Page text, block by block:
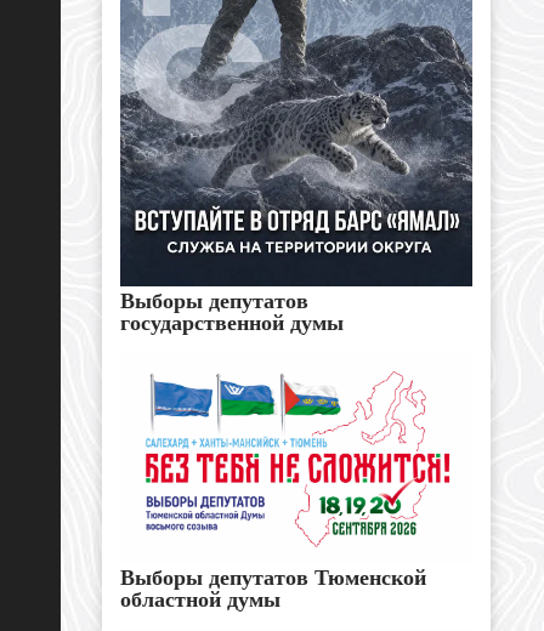
Выборы депутатов
государственной думы
Выборы депутатов Тюменской
областной думы